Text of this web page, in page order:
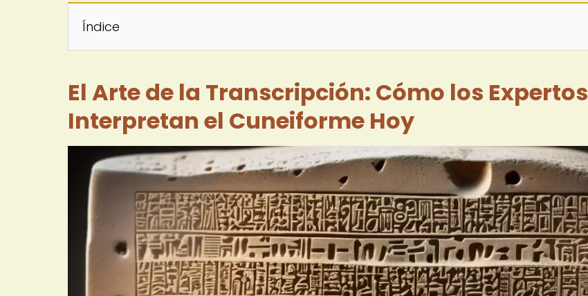
Índice
El Arte de la Transcripción: Cómo los Expertos
Interpretan el Cuneiforme Hoy